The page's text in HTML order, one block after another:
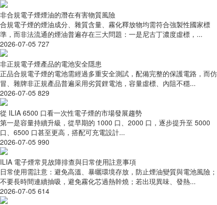
非合規電子煙煙油的潛在有害物質風險
合規電子煙的煙油成分、雜質含量、霧化釋放物均需符合強製性國家標
準，而非法流通的煙油普遍存在三大問題：一是尼古丁濃度虛標，...
2026-07-05 727
非正規電子煙產品的電池安全隱患
正品合規電子煙的電池需經過多重安全測試，配備完整的保護電路，而仿
冒、雜牌非正規產品普遍采用劣質鋰電池，容量虛標、內阻不穩...
2026-07-05 829
從 ILIA 6500 口看一次性電子煙的市場發展趨勢
第一是容量持續升級，從早期的 1000 口、2000 口，逐步提升至 5000
口、6500 口甚至更高，搭配可充電設計...
2026-07-05 990
ILIA 電子煙常見故障排查與日常使用註意事項
日常使用需註意：避免高溫、暴曬環境存放，防止煙油變質與電池風險；
不要長時間連續抽吸，避免霧化芯過熱幹燒；若出現異味、發熱...
2026-07-05 614